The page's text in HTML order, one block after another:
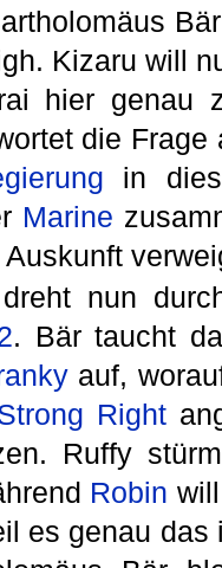
Kizaru will
hier genau
die
in
Marine
nun
. Bär taucht
auf,
Right
Ruffy
Robin
es genau das